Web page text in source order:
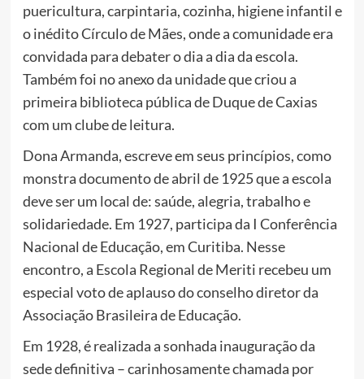
puericultura, carpintaria, cozinha, higiene infantil e
o inédito Círculo de Mães, onde a comunidade era
convidada para debater o dia a dia da escola.
Também foi no anexo da unidade que criou a
primeira biblioteca pública de Duque de Caxias
com um clube de leitura.
Dona Armanda, escreve em seus princípios, como
monstra documento de abril de 1925 que a escola
deve ser um local de: saúde, alegria, trabalho e
solidariedade. Em 1927, participa da I Conferência
Nacional de Educação, em Curitiba. Nesse
encontro, a Escola Regional de Meriti recebeu um
especial voto de aplauso do conselho diretor da
Associação Brasileira de Educação.
Em 1928, é realizada a sonhada inauguração da
sede definitiva – carinhosamente chamada por